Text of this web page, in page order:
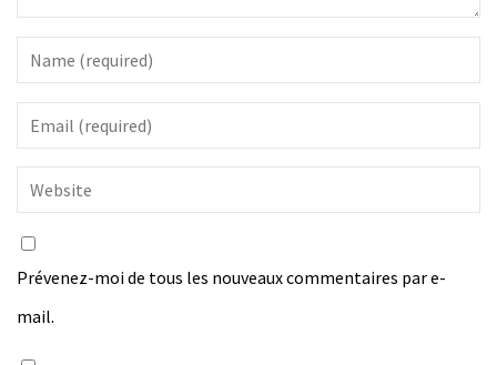
Prévenez-moi de tous les nouveaux commentaires par e-
mail.